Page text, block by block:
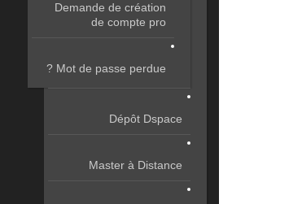
Demande de création
de compte pro
Mot de passe perdue ?
Dépôt Dspace
Master à Distance